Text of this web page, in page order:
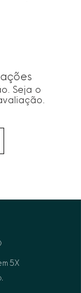
Seja o
5X